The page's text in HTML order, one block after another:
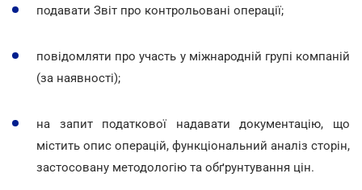
подавати Звіт про контрольовані операції;
повідомляти про участь у міжнародній групі компаній
(за наявності);
на запит податкової надавати документацію, що
містить опис операцій, функціональний аналіз сторін,
застосовану методологію та обґрунтування цін.